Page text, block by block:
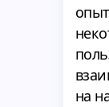
на